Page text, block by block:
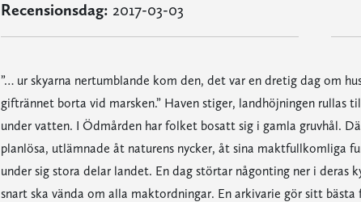
Recensionsdag: 2017-03-03
”… ur skyarna nertumblande kom den, det var en dretig dag om
giftrännet borta vid marsken.” Haven stiger, landhöjningen rullas
under vatten. I Ödmården har folket bosatt sig i gamla gruvhål.
planlösa, utlämnade åt naturens nycker, åt sina maktfullkomliga
under sig stora delar landet. En dag störtar någonting ner i deras
snart ska vända om alla maktordningar. En arkivarie gör sitt